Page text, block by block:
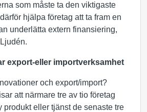
som måste ta den viktigaste
hjälpa företag att ta fram en
underlätta extern finansiering,
export-eller importverksamhet
och export/import?
att närmare tre av tio företag
produkt eller tjänst de senaste tre